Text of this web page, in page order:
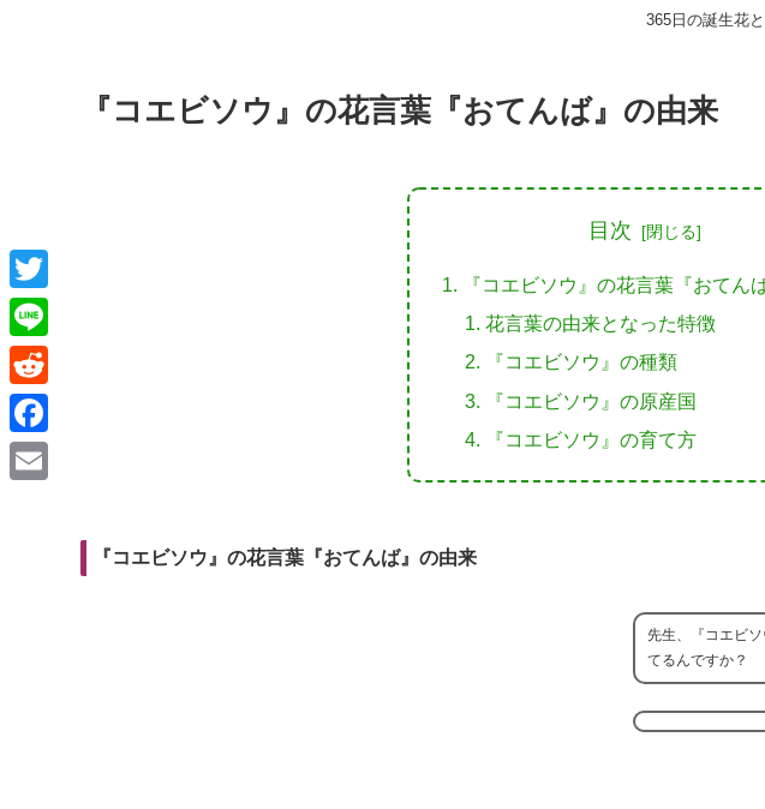
365日の誕生花
『コエビソウ』の花言葉『おてんば』の由来
目次
『コエビソウ』の花言葉『おてん
花言葉の由来となった特徴
『コエビソウ』の種類
『コエビソウ』の原産国
『コエビソウ』の育て方
『コエビソウ』の花言葉『おてんば』の由来
先生、『コエビ
てるんですか？
T
w
i
t
L
i
n
e
R
e
d
F